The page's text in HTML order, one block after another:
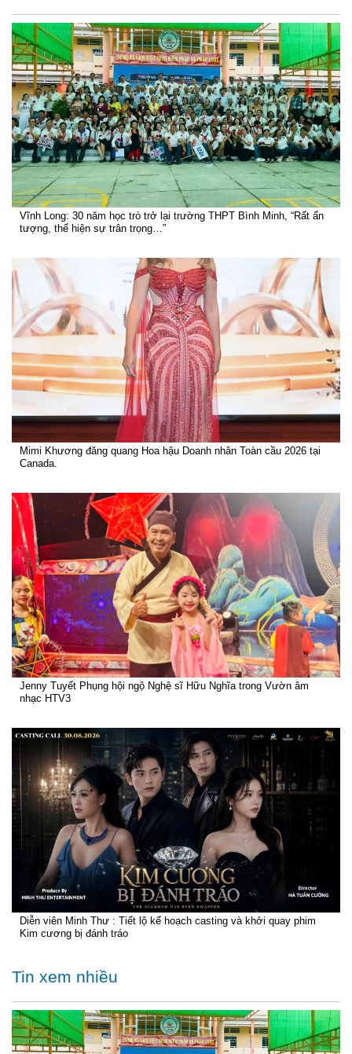
Vĩnh Long: 30 năm học trò trở lại trường THPT Bình Minh, “Rất ấn
tượng, thể hiện sự trân trọng…”
Mimi Khương đăng quang Hoa hậu Doanh nhân Toàn cầu 2026 tại
Canada.
Jenny Tuyết Phụng hội ngộ Nghệ sĩ Hữu Nghĩa trong Vườn âm
nhạc HTV3
Diễn viên Minh Thư : Tiết lộ kế hoạch casting và khởi quay phim
Kim cương bị đánh tráo
Tin xem nhiều